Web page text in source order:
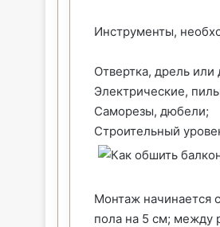
Инструменты,
Отвертка, дрель или
Электрические,
Саморезы, дюбели;
Строительный
Монтаж начинается
пола на 5 см; между